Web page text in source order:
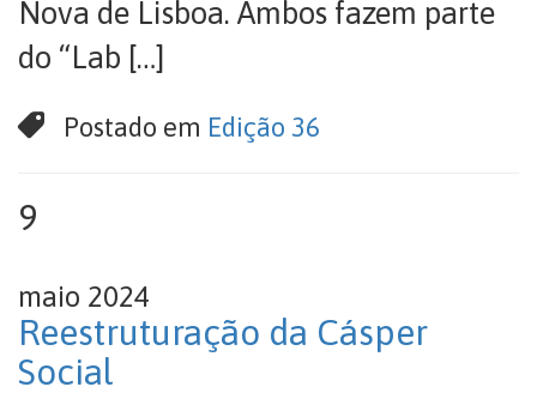
Nova de Lisboa. Ambos fazem parte
do “Lab […]
Postado em Edição 36
9
maio 2024
Reestruturação da Cásper
Social